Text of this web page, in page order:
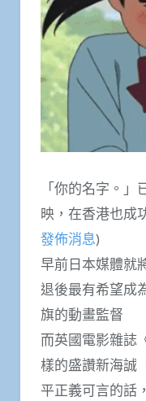
「你的名字。
映，在香港也成
發佈消息)
早前日本媒體就
退後最有希望成
旗的動畫監督
而英國電影雜誌
樣的盛讚新海誠
平正義可言的話